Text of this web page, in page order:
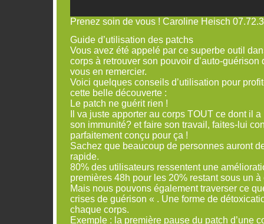
Prenez soin de vous ! Caroline Heisch
Guide d’utilisation des patchs
Vous avez été appelé par ce superbe outil
corps à retrouver son pouvoir d’auto-guérison
vous en remercier.
Voici quelques conseils d’utilisation pour
cette belle découverte :
Le patch ne guérit rien !
Il va juste apporter au corps TOUT ce dont il
son immunité? et faire son travail, faites-lui
parfaitement conçu pour ça !
Sachez que beaucoup de personnes auront
rapide.
80% des utilisateurs ressentent une
premières 48h pour les 20% restant sous un
Mais nous pouvons également traverser ce
crises de guérison « . Une forme de
chaque corps.
Exemple : la première pause du patch d’une